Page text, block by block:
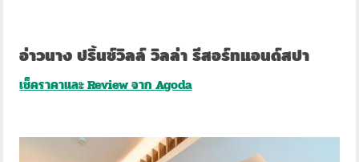
อ่าวนาง ปริ้นซ์วิลล์ วิลล่า รีสอร์ทแอนด์สปา
เช็คราคาและ Review จาก Agoda